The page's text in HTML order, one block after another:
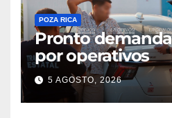
POZA RICA
Pronto
por operativos
5 AGOSTO, 2026